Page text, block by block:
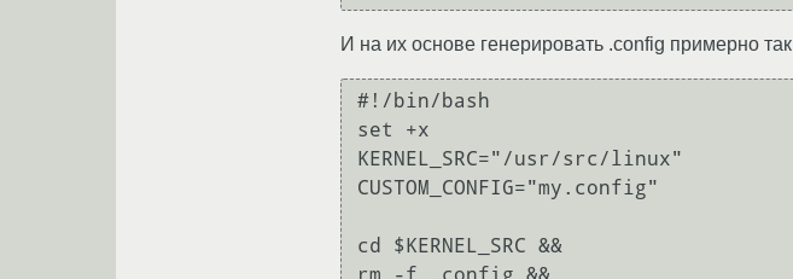
И на их основе генерировать .config примерно так
#!/bin/bash
set +x
KERNEL_SRC="/usr/src/linux"
CUSTOM_CONFIG="my.config"
cd $KERNEL_SRC &&